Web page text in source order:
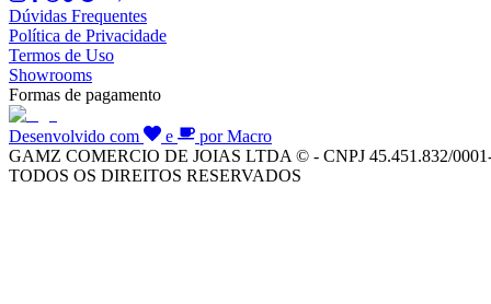
Dúvidas Frequentes
Política de Privacidade
Termos de Uso
Showrooms
Formas de pagamento
Desenvolvido com e
por Macro
GAMZ COMERCIO DE JOIAS LTDA © - CNPJ 45.451.832/
TODOS OS DIREITOS RESERVADOS